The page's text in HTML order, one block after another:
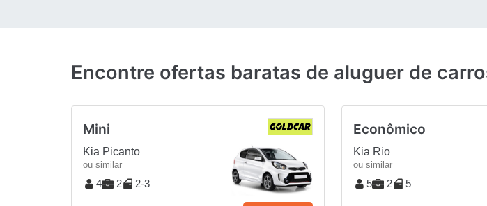
Encontre ofertas baratas de aluguer de
Mini
Kia Picanto
ou similar
4 2 2-3
Econômico
Kia Rio
ou similar
5 2 5